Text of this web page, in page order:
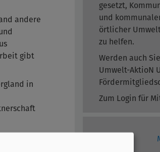
andere
gibt
in
gesetzt,
und
örtlicher
zu helfen.
Werden auch
Umwelt-AktioN
Zum Login für